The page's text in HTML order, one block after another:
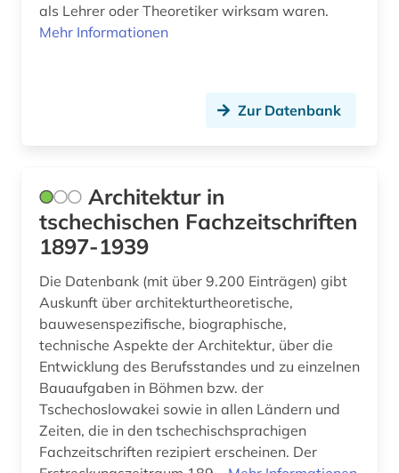
frankreich (1)
freskomalerei (1)
fulda (3)
funktechnik (1)
förderverein (1)
garten (1)
gartenarchitekt (1)
gartenarchitektin (1)
gartenbau (4)
als Lehrer oder Theoretiker wirksam waren.
Mehr Informationen
Zur Datenbank
Architektur in
tschechischen Fachzeitschriften
1897-1939
Die Datenbank (mit über 9.200 Einträgen) gibt
Auskunft über architekturtheoretische,
bauwesenspezifische, biographische,
technische Aspekte der Architektur, über die
Entwicklung des Berufsstandes und zu einzelnen
Bauaufgaben in Böhmen bzw. der
Tschechoslowakei sowie in allen Ländern und
Zeiten, die in den tschechischsprachigen
Fachzeitschriften rezipiert erscheinen. Der